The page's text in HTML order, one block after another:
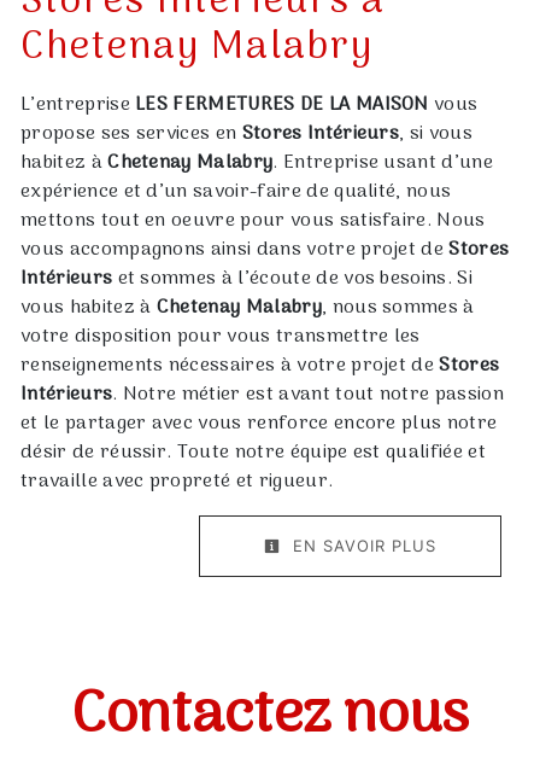
Chetenay Malabry
L’entrepriseLES FERMETURES DE LA MAISON vous
propose ses services enStores Intérieurs, si vous
habitez àChetenay Malabry. Entreprise usant d’une
expérience et d’un savoir-faire de qualité, nous
mettons tout en oeuvre pour vous satisfaire. Nous
vous accompagnons ainsi dans votre projet deStores
Intérieurset sommes à l’écoute de vos besoins. Si
vous habitez àChetenay Malabry, nous sommes à
votre disposition pour vous transmettre les
renseignements nécessaires à votre projet deStores
Intérieurs. Notre métier est avant tout notre passion
et le partager avec vous renforce encore plus notre
désir de réussir. Toute notre équipe est qualifiée et
travaille avec propreté et rigueur.
EN SAVOIR PLUS
Contactez nous